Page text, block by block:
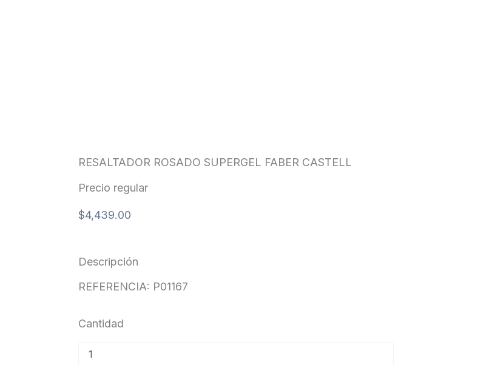
RESALTADOR ROSADO SUPERGEL FABER CASTELL
Precio regular
$4,439.00
Descripción
REFERENCIA: P01167
Cantidad
ROSADO